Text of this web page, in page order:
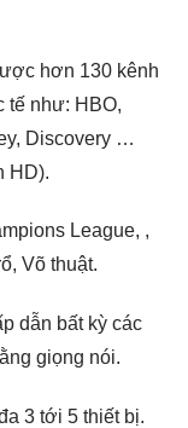
hơn 130 kênh
tế như: HBO,
Discovery …
HD).
League, ,
Võ thuật.
dẫn bất kỳ các
giọng nói.
3 tới 5 thiết bị.